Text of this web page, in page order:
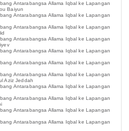
Antarabangsa Allama Iqbal ke Lapangan
Baiyun
Antarabangsa Allama Iqbal ke Lapangan
Antarabangsa Allama Iqbal ke Lapangan
Antarabangsa Allama Iqbal ke Lapangan
Antarabangsa Allama Iqbal ke Lapangan
Antarabangsa Allama Iqbal ke Lapangan
Antarabangsa Allama Iqbal ke Lapangan
Aziz Jeddah
Antarabangsa Allama Iqbal ke Lapangan
Antarabangsa Allama Iqbal ke Lapangan
Antarabangsa Allama Iqbal ke Lapangan
Antarabangsa Allama Iqbal ke Lapangan